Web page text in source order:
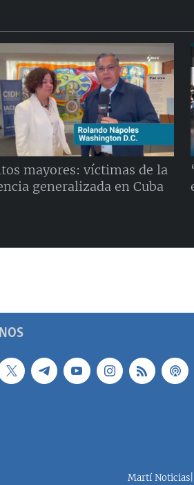
mayores: víctimas de la
generalizada en Cuba
Martí Noticias|